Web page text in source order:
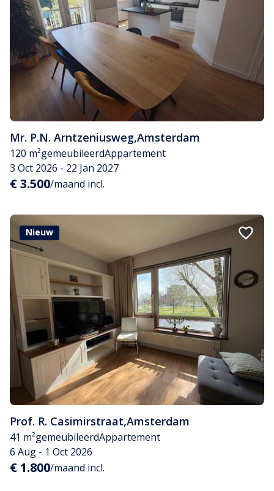
Mr. P.N. Arntzeniusweg,Amsterdam
120 m²gemeubileerdAppartement
3 Oct 2026 - 22 Jan 2027
€ 3.500/maand incl.
Nieuw
Prof. R. Casimirstraat,Amsterdam
41 m²gemeubileerdAppartement
6 Aug - 1 Oct 2026
€ 1.800/maand incl.